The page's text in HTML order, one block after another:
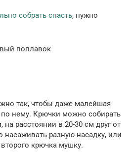
собрать снасть, нужно
поплавок
так, чтобы даже малейшая
нему. Крючки можно собирать
на расстоянии в 20-30 см друг от
насаживать разную насадку, или
крючка мушку.